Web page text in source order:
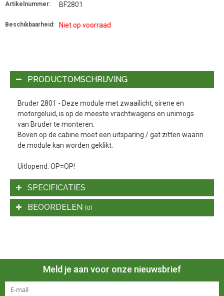
Artikelnummer: BF2801
Beschikbaarheid: Niet op voorraad
PRODUCTOMSCHRIJVING
Bruder 2801 - Deze module met zwaailicht, sirene en
motorgeluid, is op de meeste vrachtwagens en unimogs
van Bruder te monteren.
Boven op de cabine moet een uitsparing / gat zitten waarin
de module kan worden geklikt.
Uitlopend. OP=OP!
SPECIFICATIES
BEOORDELEN (0)
Meld je aan voor onze nieuwsbrief